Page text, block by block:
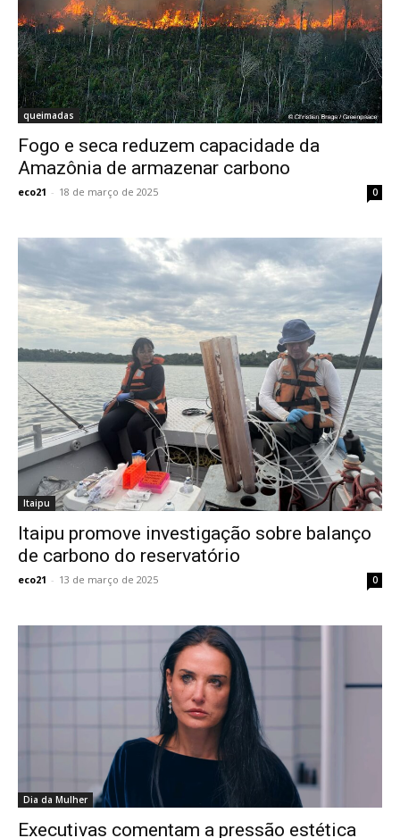
queimadas
Fogo e seca reduzem capacidade da
Amazônia de armazenar carbono
eco21 - 18 de março de 2025 0
Itaipu
Itaipu promove investigação sobre balanço
de carbono do reservatório
eco21 - 13 de março de 2025 0
Dia da Mulher
Executivas comentam a pressão estética